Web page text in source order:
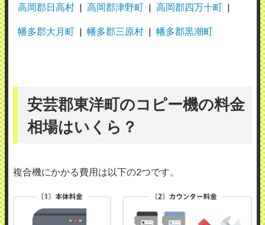
高岡郡日高村 高岡郡津野町 高岡郡四万十町
幡多郡大月町 幡多郡三原村 幡多郡黒潮町
安芸郡東洋町のコピー機の料金
相場はいくら？
複合機にかかる費用は以下の2つです。